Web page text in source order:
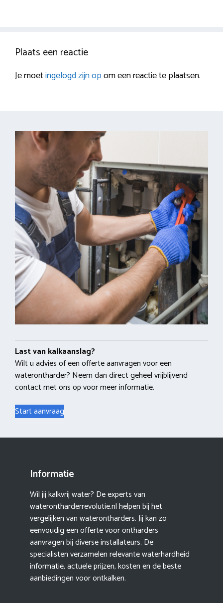
Plaats een reactie
Je moetingelogd zijn opom een reactie te plaatsen.
Last van kalkaanslag?
Wilt u advies of een offerte aanvragen voor een
waterontharder? Neem dan direct geheel vrijblijvend
contact met ons op voor meer informatie.
Start aanvraag
Informatie
Wil jij kalkvrij water? De experts van
waterontharderrevolutie.nl helpen bij het
vergelijken van waterontharders. Jij kan zo
eenvoudig een offerte voor ontharders
aanvragen bij diverse installateurs. De
specialisten verzamelen relevante waterhardheid
informatie, actuele prijzen, kosten en de beste
aanbiedingen voor ontkalken.